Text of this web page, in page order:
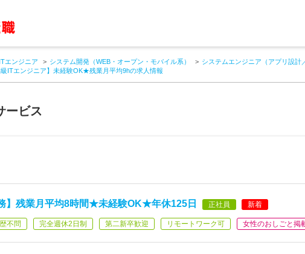
ITエンジニア システム開発（WEB・オープン・モバイル系） システムエンジニア（アプリ設計
ITエンジニア】未経験OK★残業月平均9hの求人情報
ービス
】残業月平均8時間★未経験OK★年休125日 正社員 新着
不問 完全週休2日制 第二新卒歓迎 リモートワーク可 女性のおしごと掲